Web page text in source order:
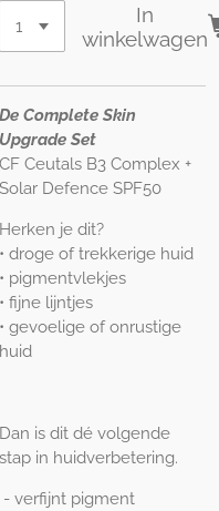
In
winkelwagen
De Complete Skin
Upgrade Set
CF Ceutals B3 Complex +
Solar Defence SPF50
Herken je dit?
• droge of trekkerige huid
• pigmentvlekjes
• fijne lijntjes
• gevoelige of onrustige
huid
Dan is dit dé volgende
stap in huidverbetering.
- verfijnt pigment